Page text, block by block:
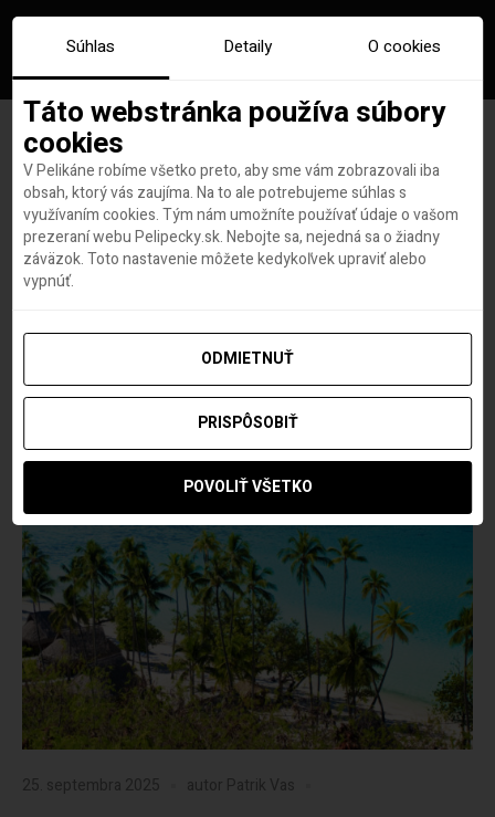
Značka:francuzska polynezia
25. septembra 2025 autor Patrik Vas
Súhlas Detaily O cookies
Táto webstránka používa súbory
cookies
V Pelikáne robíme všetko preto, aby sme vám zobrazovali iba
obsah, ktorý vás zaujíma. Na to ale potrebujeme súhlas s
využívaním cookies. Tým nám umožníte používať údaje o vašom
prezeraní webu Pelipecky.sk. Nebojte sa, nejedná sa o žiadny
záväzok. Toto nastavenie môžete kedykoľvek upraviť alebo
vypnúť.
ODMIETNUŤ
PRISPÔSOBIŤ
POVOLIŤ VŠETKO